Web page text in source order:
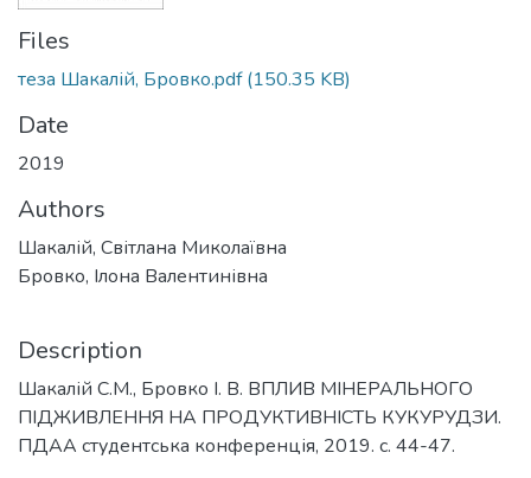
Files
теза Шакалій, Бровко.pdf(150.35 KB)
Date
2019
Authors
Шакалій, Світлана Миколаївна
Бровко, Ілона Валентинівна
Description
Шакалій С.М., Бровко І. В. ВПЛИВ МІНЕРАЛЬНОГО
ПІДЖИВЛЕННЯ НА ПРОДУКТИВНІСТЬ КУКУРУДЗИ.
ПДАА студентська конференція, 2019. с. 44-47.